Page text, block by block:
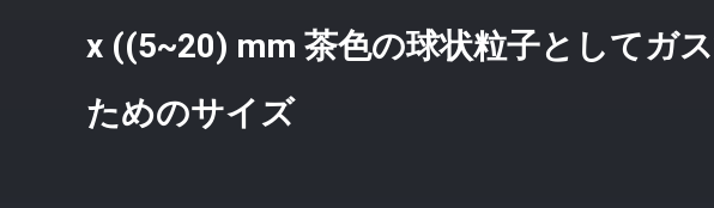
x ((5~20) mm 茶色の球状粒子としてガ
ためのサイズ